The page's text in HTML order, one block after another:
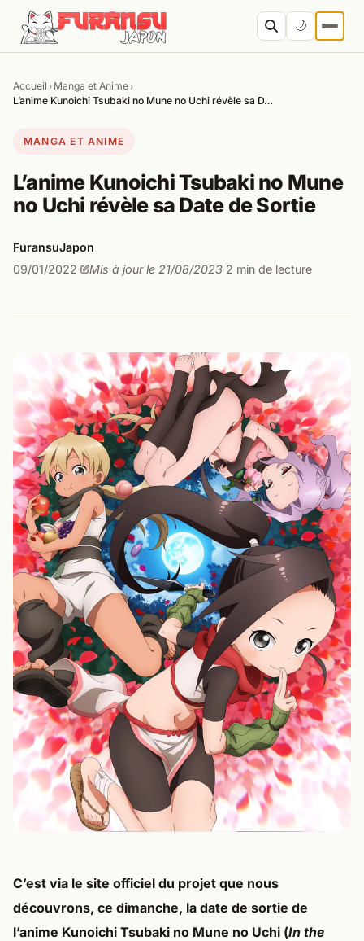
Aller au contenu
🌙
Accueil › Manga et Anime›
L’anime Kunoichi Tsubaki no Mune no Uchi​ révèle sa D…
MANGA ET ANIME
L’anime Kunoichi Tsubaki no Mune
no Uchi​ révèle sa Date de Sortie
FuransuJapon
09/01/2022· Mis à jour le 21/08/2023· 2 min de lecture
C’est via le site officiel du projet que nous
découvrons, ce dimanche, la date de sortie de
l’anime Kunoichi Tsubaki no Mune no Uchi (In the